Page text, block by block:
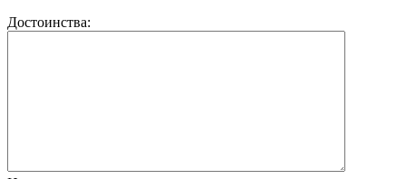
Достоинства: